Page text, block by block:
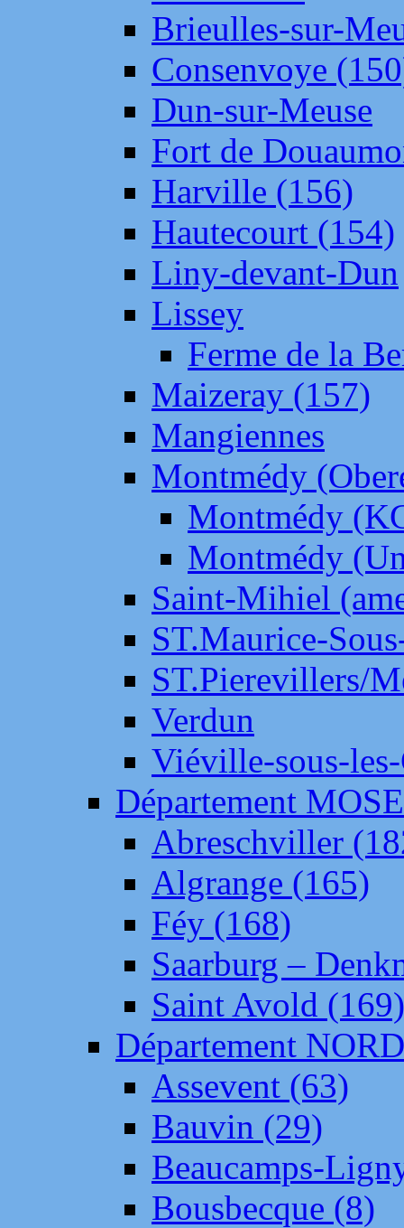
Brieulles-sur-
Consenvoye
Dun-sur-Meuse
Fort de
Harville (156)
Hautecourt (154)
Liny-devant-Dun
Lissey
Ferme de la
Maizeray (157)
Mangiennes
Montmédy
Montmédy
Montmédy
Saint-Mihiel
ST.Maurice-
ST.Pierevillers/
Verdun
Viéville-sous-
Département
Abreschviller
Algrange (165)
Féy (168)
Saarburg –
Saint Avold (169)
Département NORD
Assevent (63)
Bauvin (29)
Beaucamps-
Bousbecque (8)